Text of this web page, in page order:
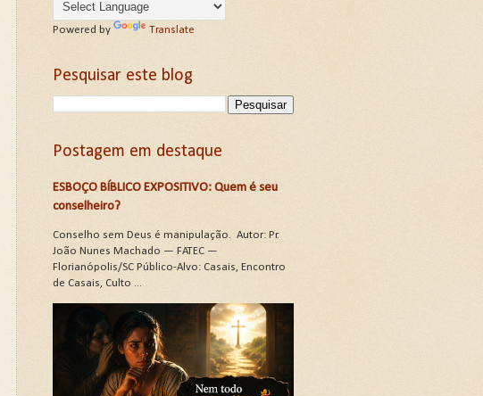
Powered by Translate
Pesquisar este blog
Postagem em destaque
ESBOÇO BÍBLICO EXPOSITIVO: Quem é seu
conselheiro?
Conselho sem Deus é manipulação. Autor: Pr.
João Nunes Machado — FATEC —
Florianópolis/SC Público-Alvo: Casais, Encontro
de Casais, Culto ...